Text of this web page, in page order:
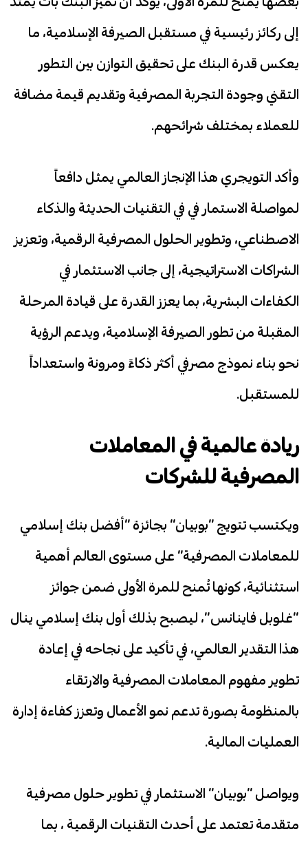
إلى ركائز رئيسية في مستقبل الصيرفة الإسلامية، ما
يعكس قدرة البنك على تحقيق التوازن بين التطور
التقني وجودة التجربة المصرفية وتقديم قيمة مضافة
للعملاء بمختلف شرائحهم.
وأكد التويجري هذا الإنجاز العالمي يمثل دافعاً
لمواصلة الاستمار في في التقنيات الحديثة والذكاء
الاصطناعي، وتطوير الحلول المصرفية الرقمية، وتعزيز
الشراكات الاستراتيجية، إلى جانب الاستثمار في
الكفاءات البشرية، بما يعزز القدرة على قيادة المرحلة
المقبلة من تطور الصيرفة الإسلامية، ويدعم الرؤية
نحو بناء نموذج مصرفي أكثر ذكاءً ومرونة واستعداداً
للمستقبل.
ريادة عالمية في المعاملات
المصرفية للشركات
ويكتسب تتويج “بوبيان” بجائزة “أفضل بنك إسلامي
للمعاملات المصرفية” على مستوى العالم أهمية
استثنائية، كونها تُمنح للمرة الأولى ضمن جوائز
“غلوبل فاينانس”، ليصبح بذلك أول بنك إسلامي ينال
هذا التقدير العالمي، في تأكيد على نجاحه في إعادة
تطوير مفهوم المعاملات المصرفية والارتقاء
بالمنظومة بصورة تدعم نمو الأعمال وتعزز كفاءة إدارة
العمليات المالية.
ويواصل “بوبيان” الاستثمار في تطوير حلول مصرفية
متقدمة تعتمد على أحدث التقنيات الرقمية ، بما